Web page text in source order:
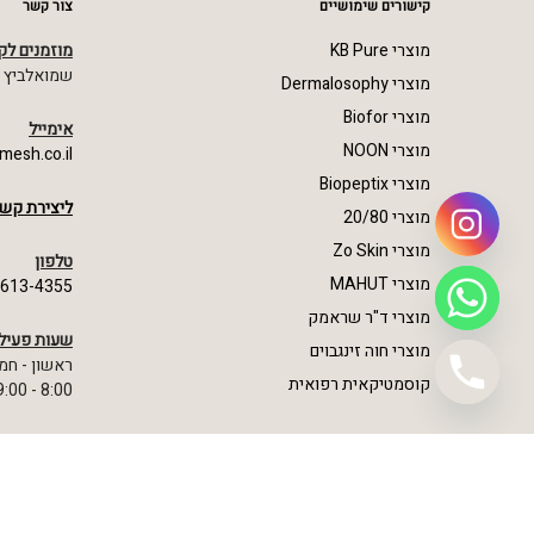
קישורים שימושיים
מוצרי KB Pure
מוצרי Dermalosophy
מוצרי Biofor
מוצרי NOON
מוצרי Biopeptix
מוצרי 20/80
מוצרי Zo Skin
מוצרי MAHUT
מוצרי ד"ר שראמק
מוצרי חוה זינגבוים
קוסמטיקאית רפואית
צור קשר
מוזמנים
שמואלביץ מרדכי
אימייל
ליצירת
טלפון
4355
שעות
ראשון -
8:00 - 19:00